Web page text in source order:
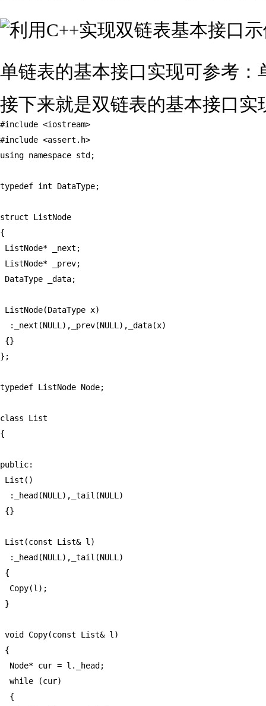
单链表的基本接口实现可参考：
接下来就是双链表的基本接口实
#include <iostream>
#include <assert.h>
using namespace std;
typedef int DataType;
struct ListNode
{
ListNode* _next;
ListNode* _prev;
DataType _data;
ListNode(DataType x)
  :_next(NULL),_prev(NULL),_data(x)
{}
};
typedef ListNode Node;
class List
{
public:
List()
  :_head(NULL),_tail(NULL)
{}
List(const List& l)
  :_head(NULL),_tail(NULL)
{
  Copy(l);
}
void Copy(const List& l)
{
  Node* cur = l._head;
  while (cur)
  {